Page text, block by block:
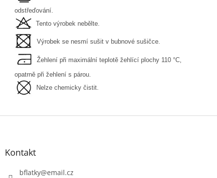
odstřeďování.
Tento výrobek nebělte.
Výrobek se nesmí sušit v bubnové sušičce.
Žehlení při maximální teplotě žehlící plochy 110 °C,
opatrně při žehlení s párou.
Nelze chemicky čistit.
Z
Kontakt
bflatky@email.cz